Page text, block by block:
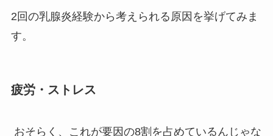
2回の乳腺炎経験から考えられる原因を挙げてみま
す。
疲労・ストレス
おそらく、これが要因の8割を占めているんじゃな